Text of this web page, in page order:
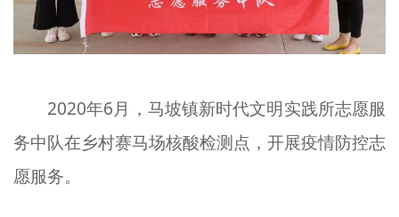
2020年6月，马坡镇新时代文明实践所志愿服
务中队在乡村赛马场核酸检测点，开展疫情防控志
愿服务。